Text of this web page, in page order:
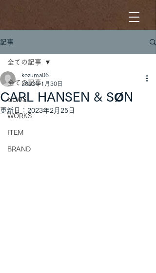
記事
全ての記事
NEWS
WORKS
ITEM
BRAND
全ての記事
CARL HANSEN & SØN
kozuma06
2023年1月30日
更新日： 2023年2月25日